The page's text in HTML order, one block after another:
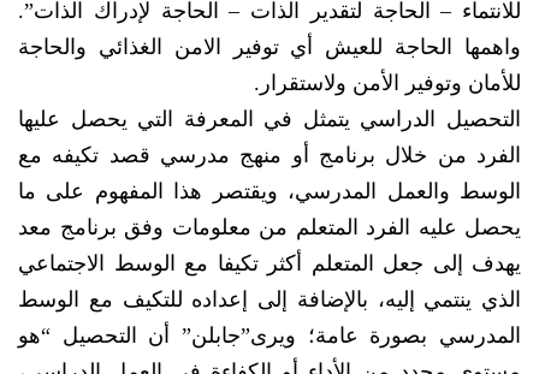
للانتماء – الحاجة لتقدير الذات – الحاجة لإدراك الذات”.
واهمها الحاجة للعيش أي توفير الامن الغذائي والحاجة
للأمان وتوفير الأمن ولاستقرار.
التحصيل الدراسي يتمثل في المعرفة التي يحصل عليها
الفرد من خلال برنامج أو منهج مدرسي قصد تكيفه مع
الوسط والعمل المدرسي، ويقتصر هذا المفهوم على ما
يحصل عليه الفرد المتعلم من معلومات وفق برنامج معد
يهدف إلى جعل المتعلم أكثر تكيفا مع الوسط الاجتماعي
الذي ينتمي إليه، بالإضافة إلى إعداده للتكيف مع الوسط
المدرسي بصورة عامة؛ ويرى”جابلن” أن التحصيل “هو